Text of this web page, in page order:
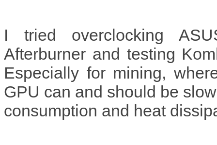
I tried overclocking
Afterburner and testing
Especially for mining,
GPU can and should be
consumption and heat